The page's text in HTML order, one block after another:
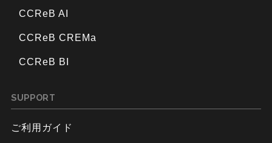
CCReB AI
CCReB CREMa
CCReB BI
SUPPORT
ご利用ガイド